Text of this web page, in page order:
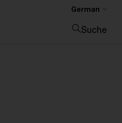
German
Suche